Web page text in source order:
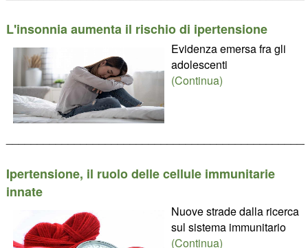
L'insonnia aumenta il rischio di ipertensione
Evidenza emersa fra gli
adolescenti
(Continua)
Ipertensione, il ruolo delle cellule immunitarie
innate
Nuove strade dalla ricerca
sul sistema immunitario
(Continua)